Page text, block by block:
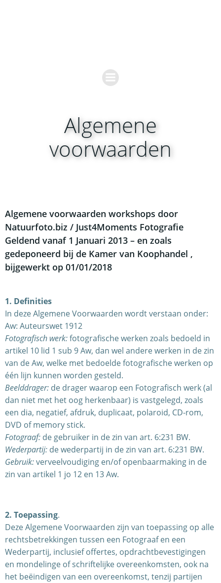
Algemene
voorwaarden
Algemene voorwaarden workshops door
Natuurfoto.biz / Just4Moments Fotografie
Geldend vanaf 1 Januari 2013 – en zoals
gedeponeerd bij de Kamer van Koophandel ,
bijgewerkt op 01/01/2018
1. Definities
In deze Algemene Voorwaarden wordt verstaan onder:
Aw: Auteurswet 1912
Fotografisch werk:fotografische werken zoals bedoeld in
artikel 10 lid 1 sub 9 Aw, dan wel andere werken in de zin
van de Aw, welke met bedoelde fotografische werken op
één lijn kunnen worden gesteld.
Beelddrager: de drager waarop een Fotografisch werk (al
dan niet met het oog herkenbaar) is vastgelegd, zoals
een dia, negatief, afdruk, duplicaat, polaroid, CD-rom,
DVD of memory stick.
Fotograaf: de gebruiker in de zin van art. 6:231 BW.
Wederpartij: de wederpartij in de zin van art. 6:231 BW.
Gebruik:verveelvoudiging en/of openbaarmaking in de
zin van artikel 1 jo 12 en 13 Aw.
2. Toepassing.
Deze Algemene Voorwaarden zijn van toepassing op alle
rechtsbetrekkingen tussen een Fotograaf en een
Wederpartij, inclusief offertes, opdrachtbevestigingen
en mondelinge of schriftelijke overeenkomsten, ook na
het beëindigen van een overeenkomst, tenzij partijen